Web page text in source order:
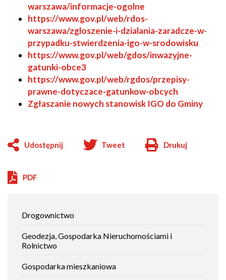
załatwić
sprawę
Drogownictwo
Geodezja, Gospodarka Nieruchomościami i
Rolnictwo
Gospodarka mieszkaniowa
warszawa/informacje-ogolne
https://www.gov.pl/web/rdos-
warszawa/zgloszenie-i-dzialania-zaradcze-w-
przypadku-stwierdzenia-igo-w-srodowisku
https://www.gov.pl/web/gdos/inwazyjne-
gatunki-obce3
https://www.gov.pl/web/rgdos/przepisy-
prawne-dotyczace-gatunkow-obcych
Zgłaszanie nowych stanowisk IGO do Gminy
Udostępnij Tweet
Will
Drukuj
PDF